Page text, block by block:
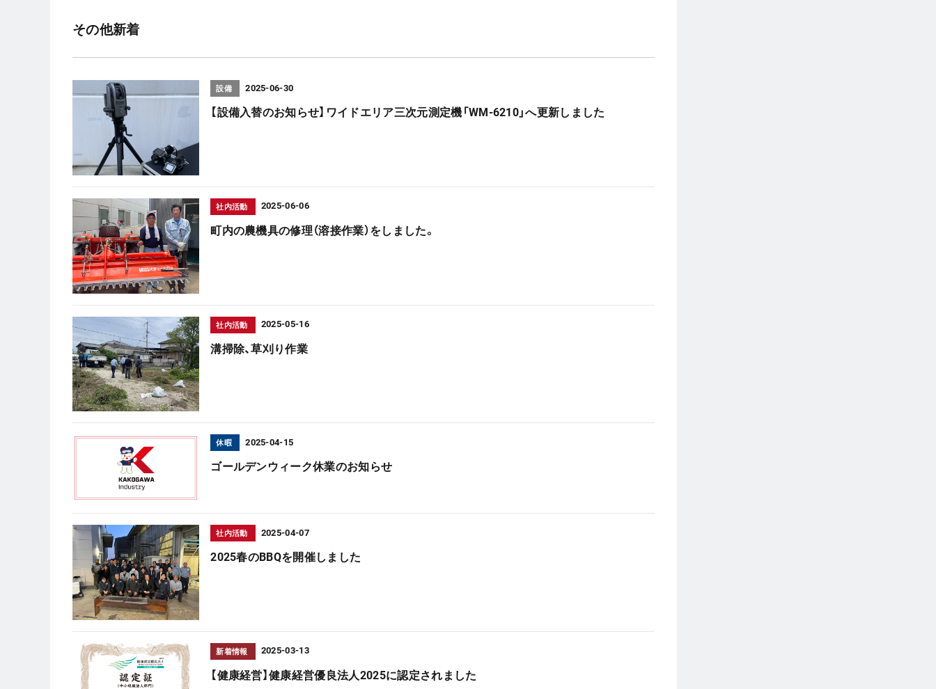
その他新着
設備 2025-06-30
【設備入替のお知らせ】ワイドエリア三次元測定機「WM-6210」へ更新しました
社内活動 2025-06-06
町内の農機具の修理（溶接作業）をしました。
社内活動 2025-05-16
溝掃除、草刈り作業
休暇 2025-04-15
ゴールデンウィーク休業のお知らせ
社内活動 2025-04-07
2025春のBBQを開催しました
新着情報 2025-03-13
【健康経営】健康経営優良法人2025に認定されました